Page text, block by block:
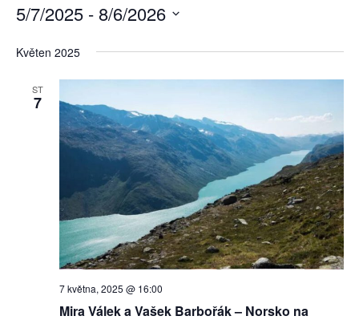
5/7/2025 - 8/6/2026
datum.
Květen 2025
ST
7
Mira Válek a Vašek Barbořák – Norsko na
7 května, 2025 @ 16:00